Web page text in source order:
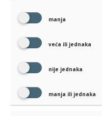
manja
veća ili jednaka
nije jednaka
manja ili jednaka